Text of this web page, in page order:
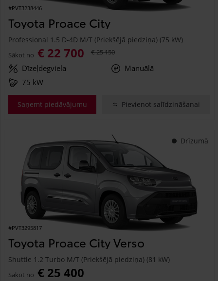
#PVT3238446
Toyota Proace City
Professional 1.5 D-4D M/T (Priekšējā piedziņa) (75 kW)
Sākot no € 22 700 € 25 150
Dīzeļdegviela
Manuālā
75 kW
Saņemt piedāvājumu Pievienot salīdzināšanai
Drīzumā
#PVT3295817
Toyota Proace City Verso
Shuttle 1.2 Turbo M/T (Priekšējā piedziņa) (81 kW)
Sākot no € 25 400